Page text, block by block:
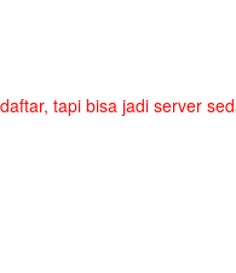
tapi bisa jadi server